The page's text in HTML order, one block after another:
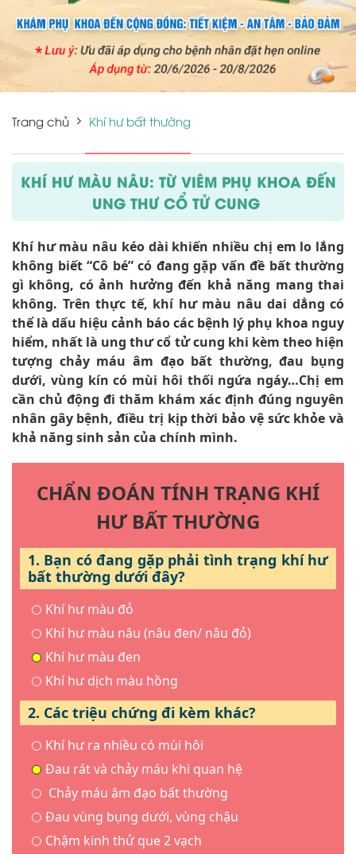
Trang chủ Khí hư bất thường
KHÍ HƯ MÀU NÂU: TỪ VIÊM PHỤ KHOA ĐẾN
UNG THƯ CỔ TỬ CUNG
Khí hư màu nâu kéo dài khiến nhiều chị em lo lắng
không biết “Cô bé” có đang gặp vấn đề bất thường
gì không, có ảnh hưởng đến khả năng mang thai
không. Trên thực tế, khí hư màu nâu dai dẳng có
thể là dấu hiệu cảnh báo các bệnh lý phụ khoa nguy
hiểm, nhất là ung thư cổ tử cung khi kèm theo hiện
tượng chảy máu âm đạo bất thường, đau bụng
dưới, vùng kín có mùi hôi thối ngứa ngáy…Chị em
cần chủ động đi thăm khám xác định đúng nguyên
nhân gây bệnh, điều trị kịp thời bảo vệ sức khỏe và
khả năng sinh sản của chính mình.
CHẨN ĐOÁN TÍNH TRẠNG KHÍ
HƯ BẤT THƯỜNG
1. Bạn có đang gặp phải tình trạng khí hư
bất thường dưới đây?
Khí hư màu đỏ
Khí hư màu nâu (nâu đen/ nâu đỏ)
Khí hư màu đen
Khí hư dịch màu hồng
2. Các triệu chứng đi kèm khác?
Khí hư ra nhiều có mùi hôi
Đau rát và chảy máu khi quan hệ
Chảy máu âm đạo bất thường
Đau vùng bụng dưới, vùng chậu
Chậm kinh thử que 2 vạch